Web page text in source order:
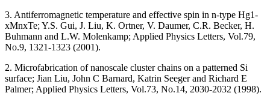
3. Antiferromagnetic temperature and effective spin in n-type Hg1-
xMnxTe; Y.S. Gui, J. Liu, K. Ortner, V. Daumer, C.R. Becker, H.
Buhmann and L.W. Molenkamp; Applied Physics Letters, Vol.79,
No.9, 1321-1323 (2001).
2. Microfabrication of nanoscale cluster chains on a patterned Si
surface; Jian Liu, John C Barnard, Katrin Seeger and Richard E
Palmer; Applied Physics Letters, Vol.73, No.14, 2030-2032 (1998).